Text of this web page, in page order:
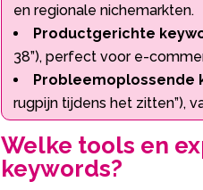
en regionale nichemarkten.​
Productgerichte
38”), perfect voor e-
Probleemoplossende
rugpijn tijdens het zitten”),
Welke tools en
keywords?